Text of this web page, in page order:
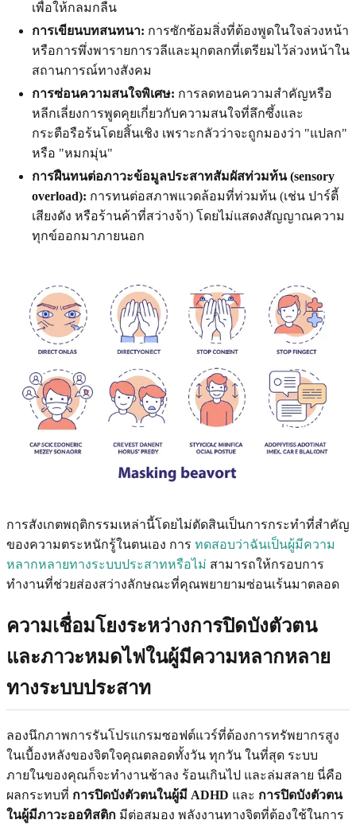
เพื่อให้กลมกลืน
การเขียนบทสนทนา: การซักซ้อมสิ่งที่ต้องพูดในใจล่วงหน้า
หรือการพึ่งพารายการวลีและมุกตลกที่เตรียมไว้ล่วงหน้าใน
สถานการณ์ทางสังคม
การซ่อนความสนใจพิเศษ: การลดทอนความสำคัญหรือ
หลีกเลี่ยงการพูดคุยเกี่ยวกับความสนใจที่ลึกซึ้งและ
กระตือรือร้นโดยสิ้นเชิง เพราะกลัวว่าจะถูกมองว่า "แปลก"
หรือ "หมกมุ่น"
การฝืนทนต่อภาวะข้อมูลประสาทสัมผัสท่วมท้น (sensory
overload): การทนต่อสภาพแวดล้อมที่ท่วมท้น (เช่น ปาร์ตี้
เสียงดัง หรือร้านค้าที่สว่างจ้า) โดยไม่แสดงสัญญาณความ
ทุกข์ออกมาภายนอก
การสังเกตพฤติกรรมเหล่านี้โดยไม่ตัดสินเป็นการกระทำที่สำคัญ
ของความตระหนักรู้ในตนเอง การ ทดสอบว่าฉันเป็นผู้มีความ
หลากหลายทางระบบประสาทหรือไม่ สามารถให้กรอบการ
ทำงานที่ช่วยส่องสว่างลักษณะที่คุณพยายามซ่อนเร้นมาตลอด
ความเชื่อมโยงระหว่างการปิดบังตัวตน
และภาวะหมดไฟในผู้มีความหลากหลาย
ทางระบบประสาท
ลองนึกภาพการรันโปรแกรมซอฟต์แวร์ที่ต้องการทรัพยากรสูง
ในเบื้องหลังของจิตใจคุณตลอดทั้งวัน ทุกวัน ในที่สุด ระบบ
ภายในของคุณก็จะทำงานช้าลง ร้อนเกินไป และล่มสลาย นี่คือ
ผลกระทบที่ การปิดบังตัวตนในผู้มี ADHD และ การปิดบังตัวตน
ในผู้มีภาวะออทิสติก มีต่อสมอง พลังงานทางจิตที่ต้องใช้ในการ